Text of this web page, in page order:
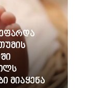
მიაყენა